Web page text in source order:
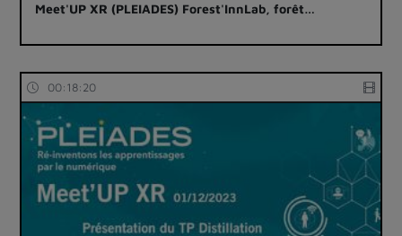
Meet'UP XR (PLEIADES) Forest'InnLab, forêt…
00:18:20